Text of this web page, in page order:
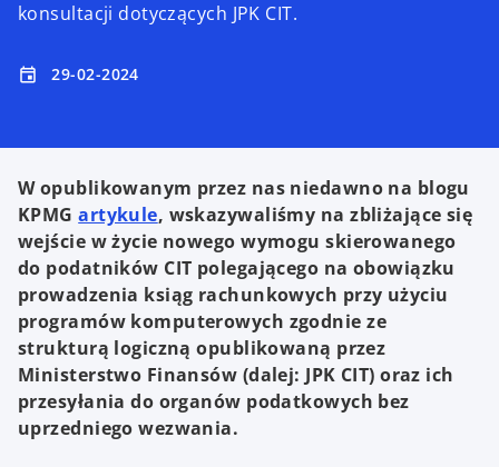
konsultacji dotyczących JPK CIT.
event 29-02-2024
W opublikowanym przez nas niedawno na blogu
KPMGartykuleo
p
e
n
s
i
n
a
n
, wskazywaliśmy na zbliżające się
wejście w życie nowego wymogu skierowanego
do podatników CIT polegającego na obowiązku
prowadzenia ksiąg rachunkowych przy użyciu
programów komputerowych zgodnie ze
strukturą logiczną opublikowaną przez
Ministerstwo Finansów (dalej: JPK CIT) oraz ich
przesyłania do organów podatkowych bez
uprzedniego wezwania.